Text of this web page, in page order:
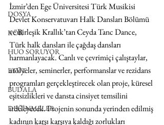
DOSYA
KÖK
HUO SORUYOR
ETÜT
BUDALA
DEĞİNMELER
İzmir’den Ege Üniversitesi Türk Musikisi
Devlet Konservatuvarı Halk Dansları Bölümü
ve Birleşik Krallık’tan Ceyda Tanc Dance,
Türk halk dansları ile çağdaş dansları
harmanlayacak. Canlı ve çevrimiçi çalıştaylar,
atölyeler, seminerler, performanslar ve rezidans
programları gerçekleştirecek olan proje, küresel
eşitsizlikleri ve dansta cinsiyet temsilini
irdeleyecek. Projenin sonunda yerinden edilmiş
kadının karşı karşıya kaldığı zorlukları